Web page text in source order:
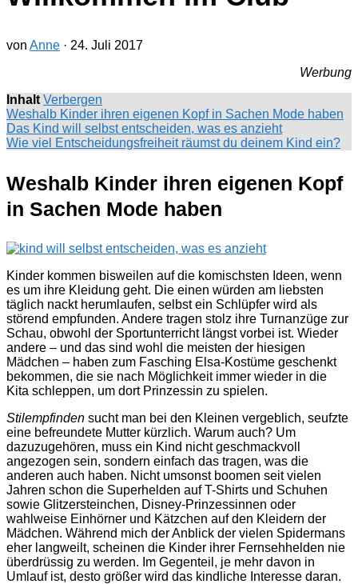
von Anne · 24. Juli 2017
Werbung
Inhalt Verbergen
Weshalb Kinder ihren eigenen Kopf in Sachen Mode haben
Das Kind will selbst entscheiden, was es anzieht
Wie viel Entscheidungsfreiheit räumst du deinem Kind ein?
Weshalb Kinder ihren eigenen Kopf
in Sachen Mode haben
Kinder kommen bisweilen auf die komischsten Ideen, wenn
es um ihre Kleidung geht. Die einen würden am liebsten
täglich nackt herumlaufen, selbst ein Schlüpfer wird als
störend empfunden. Andere tragen stolz ihre Turnanzüge zur
Schau, obwohl der Sportunterricht längst vorbei ist. Wieder
andere – und das sind wohl die meisten der hiesigen
Mädchen – haben zum Fasching Elsa-Kostüme geschenkt
bekommen, die sie nach Möglichkeit immer wieder in die
Kita schleppen, um dort Prinzessin zu spielen.
Stilempfinden sucht man bei den Kleinen vergeblich, seufzte
eine befreundete Mutter kürzlich. Warum auch? Um
dazuzugehören, muss ein Kind nicht geschmackvoll
angezogen sein, sondern einfach das tragen, was die
anderen auch haben. Nicht umsonst boomen seit vielen
Jahren schon die Superhelden auf T-Shirts und Schuhen
sowie Glitzersteinchen, Disney-Prinzessinnen oder
wahlweise Einhörner und Kätzchen auf den Kleidern der
Mädchen. Während mich der Anblick der vielen Spidermans
eher langweilt, scheinen die Kinder ihrer Fernsehhelden nie
überdrüssig zu werden. Im Gegenteil, je mehr davon in
Umlauf ist, desto größer wird das kindliche Interesse daran.